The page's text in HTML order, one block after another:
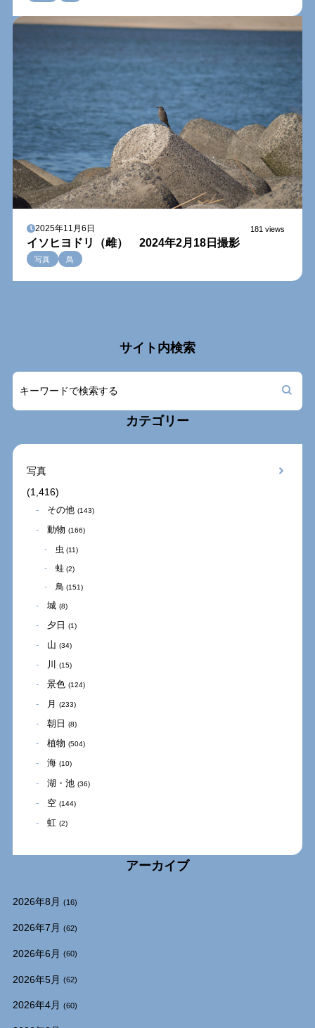
2025年11月6日 181 views
イソヒヨドリ（雌） 2024年2月18日撮影
写真 鳥
サイト内検索
カテゴリー
写真
(1,416)
その他 (143)
動物 (166)
虫 (11)
蛙 (2)
鳥 (151)
城 (8)
夕日 (1)
山 (34)
川 (15)
景色 (124)
月 (233)
朝日 (8)
植物 (504)
海 (10)
湖・池 (36)
空 (144)
虹 (2)
アーカイブ
2026年8月 (16)
2026年7月 (62)
2026年6月 (60)
2026年5月 (62)
2026年4月 (60)